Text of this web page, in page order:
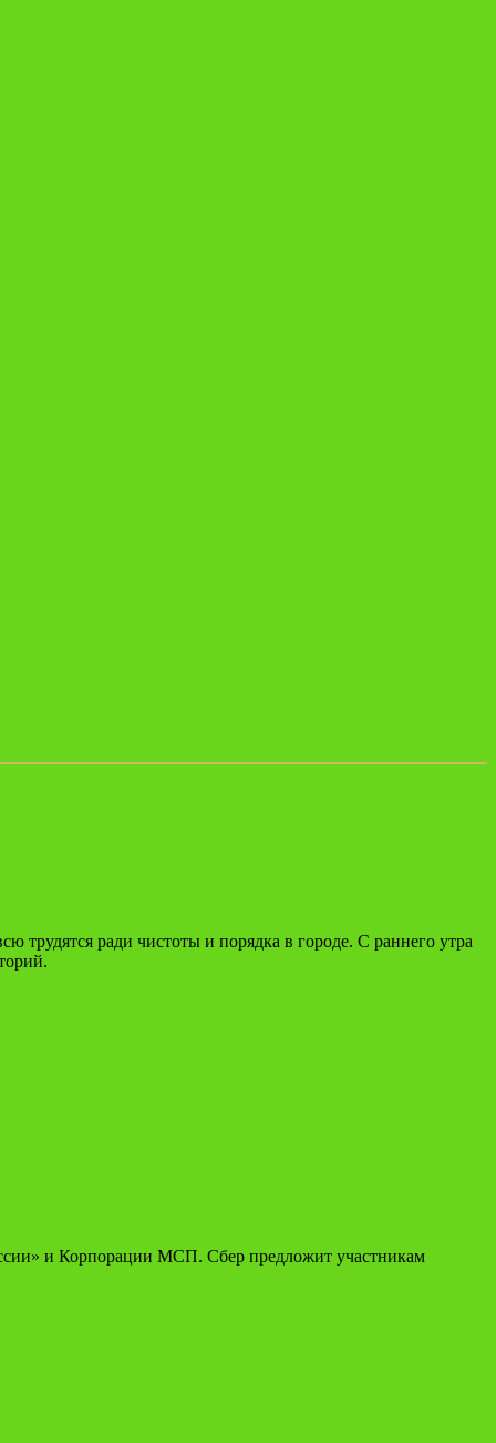
ради чистоты и порядка в городе. С раннего утра
и Корпорации МСП. Сбер предложит участникам